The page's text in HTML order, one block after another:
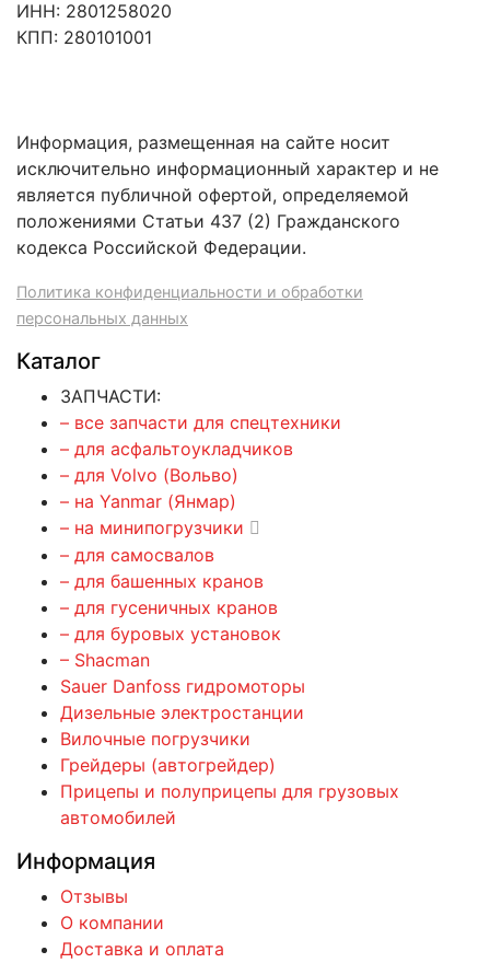
ИНН: 2801258020
КПП: 280101001
Информация, размещенная на сайте носит
исключительно информационный характер и не
является публичной офертой, определяемой
положениями Статьи 437 (2) Гражданского
кодекса Российской Федерации.
Политика конфиденциальности и обработки
персональных данных
Каталог
ЗАПЧАСТИ:
– все запчасти для спецтехники
– для асфальтоукладчиков
– для Volvo (Вольво)
– на Yanmar (Янмар)
– на минипогрузчики
– для самосвалов
– для башенных кранов
– для гусеничных кранов
– для буровых установок
– Shacman
Sauer Danfoss гидромоторы
Дизельные электростанции
Вилочные погрузчики
Грейдеры (автогрейдер)
Прицепы и полуприцепы для грузовых
автомобилей
Информация
Отзывы
О компании
Доставка и оплата